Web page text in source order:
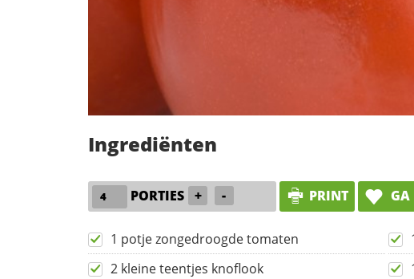
Ingrediënten
PORTIES + - PRINT GA
1 potje zongedroogde tomaten
2 kleine teentjes knoflook